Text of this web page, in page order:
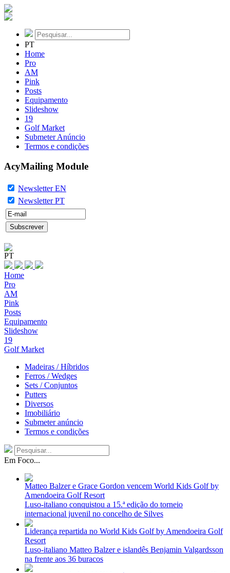
PT
Home
Pro
AM
Pink
Posts
Equipamento
Slideshow
19
Golf Market
Submeter Anúncio
Termos e condições
AcyMailing Module
Newsletter EN
Newsletter PT
PT
Home
Pro
AM
Pink
Posts
Equipamento
Slideshow
19
Golf Market
Madeiras / Híbridos
Ferros / Wedges
Sets / Conjuntos
Putters
Diversos
Imobiliário
Submeter anúncio
Termos e condições
Em Foco...
Matteo Balzer e Grace Gordon vencem World Kids Golf by
Amendoeira Golf Resort
Luso-italiano conquistou a 15.ª edição do torneio
internacional juvenil no concelho de Silves
Liderança repartida no World Kids Golf by Amendoeira Golf
Resort
Luso-italiano Matteo Balzer e islandês Benjamin Valgardsson
na frente aos 36 buracos